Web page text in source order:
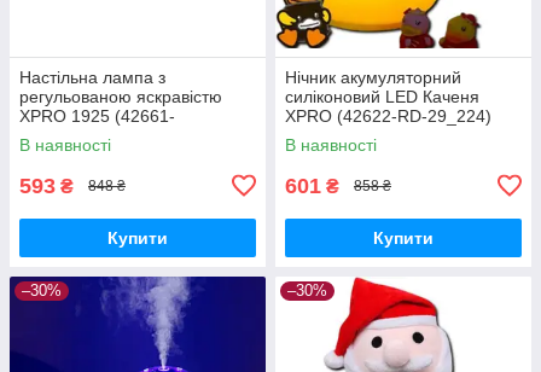
Настільна лампа з
регульованою яскравістю
XPRO 1925 (42661-
1925_218)
В наявності
593 ₴ 848 ₴
Купити
Нічник акумуляторний
силіконовий LED Каченя
XPRO (42622-RD-29_224)
В наявності
601 ₴ 858 ₴
Купити
–30% –30%